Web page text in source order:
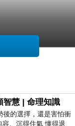
智慧 | 命理知識
後的選擇，還是害怕衝
、沉得住氣 懂得退